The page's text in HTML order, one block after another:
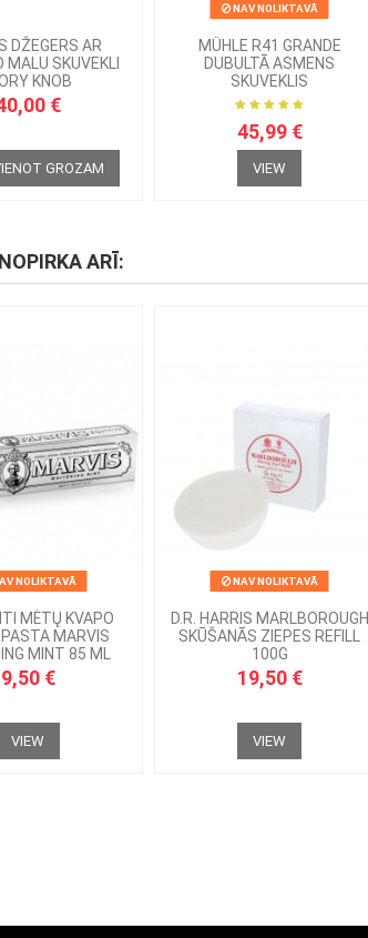
DŽEGERS AR
MALU SKUVEKLI
KNOB
€
GROZAM
NAV NOLIKTAVĀ
MÜHLE R41 GRANDE
DUBULTĀ ASMENS
SKUVEKLIS
45,99 €
VIEW
ARĪ:
NOLIKTAVĀ
MĖTŲ KVAPO
MARVIS
MINT 85 ML
9,50 €
VIEW
NAV NOLIKTAVĀ
D.R. HARRIS MARLBOROUGH
SKŪŠANĀS ZIEPES REFILL
100G
19,50 €
VIEW